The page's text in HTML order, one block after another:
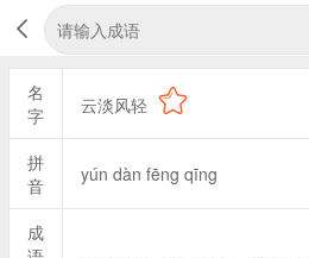
名
字
云淡风轻
拼
音
yún dàn fēng qīng
成